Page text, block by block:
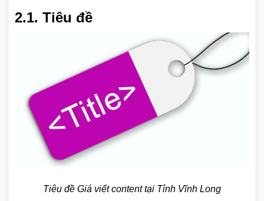
2.1. Tiêu đề
Tiêu đề Giá viết content tại Tỉnh Vĩnh Long